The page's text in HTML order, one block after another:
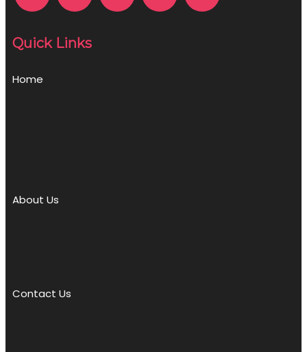
Quick Links
Home
About Us
Contact Us